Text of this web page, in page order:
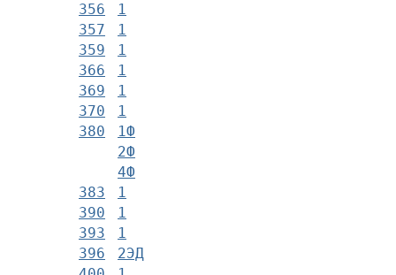
356
1
357
1
359
1
366
1
369
1
370
1
380
1Ф
2Ф
4Ф
383
1
390
1
393
1
396
2ЭД